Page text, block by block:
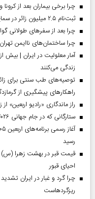
چرا برخی بیماران بعد از کرونا
ثبت‌نام ۲.۵ میلیون زائر در سماح | عبور ۱.۷ میلیون نفر از مرز‌های اربعین
چرا بعد از سفرهای طولانی
چرا ساختمان‌های ناایمن
زندگی می‌کنند
توصیه‌های طب سنتی برای
راهکارهای پیشگیری از
راز ماندگاری «رادیو اربعین»
ستارگانی که در جام جهانی ۲۰۲۶ بازی نکردند
رسید
احیای قبور
چرا گرد و غبار در ایران
ریزگردهاست